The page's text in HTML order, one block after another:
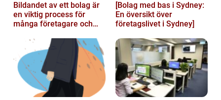
Bildandet av ett bolag är
en viktig process för
många företagare och
starta ...
[Bolag med bas i Sydney:
En översikt över
företagslivet i Sydney]